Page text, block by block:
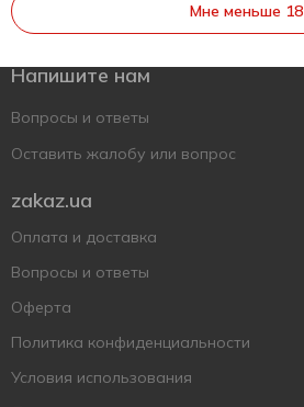
Поддержать ВСУ
Напишите нам
Вопросы и ответы
Оставить жалобу или вопрос
zakaz.ua
Оплата и доставка
Вопросы и ответы
Оферта
Политика конфиденциальности
Условия использования
Мне меньше 18